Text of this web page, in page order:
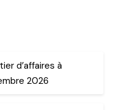
d’affaires à
2026